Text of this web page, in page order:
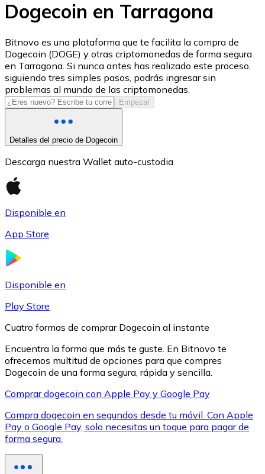
USD Coin
USDC
Litecoin
LTC
Ver todo
Dogecoin en Tarragona
Bitnovo es una plataforma que te facilita la compra de
Dogecoin (DOGE) y otras criptomonedas de forma segura
en Tarragona. Si nunca antes has realizado este proceso,
siguiendo tres simples pasos, podrás ingresar sin
problemas al mundo de las criptomonedas.
Empezar
Detalles del precio de Dogecoin
Descarga nuestra Wallet auto-custodia
Disponible en
App Store
Disponible en
Play Store
Cuatro formas de comprar Dogecoin al instante
Encuentra la forma que más te guste. En Bitnovo te
ofrecemos multitud de opciones para que compres
Dogecoin de una forma segura, rápida y sencilla.
Comprar dogecoin con Apple Pay y Google Pay
Compra dogecoin en segundos desde tu móvil. Con Apple
Pay o Google Pay, solo necesitas un toque para pagar de
forma segura.